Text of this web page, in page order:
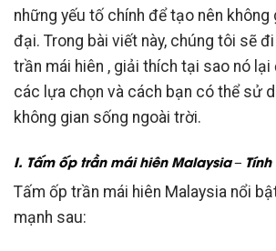
những yếu tố chính để tạo nên không
đại. Trong bài viết này, chúng tôi sẽ
trần mái hiên , giải thích tại sao nó
các lựa chọn và cách bạn có thể sử
không gian sống ngoài trời.
I. Tấm ốp trần mái hiên Malaysia –
Tấm ốp trần mái hiên Malaysia nổi
mạnh sau: